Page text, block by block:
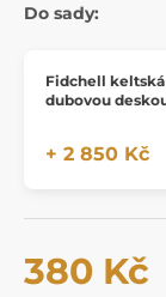
Do sady:
Fidchell keltská
dubovou
+ 2 850 Kč
380 Kč